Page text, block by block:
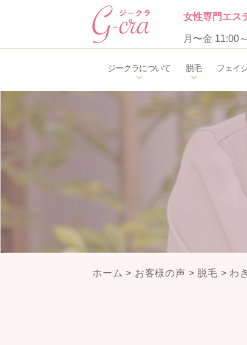
女性専門エス
月〜金 11:00
ジークラについて 脱毛 フェイ
ホーム > お客様の声 > 脱毛 > わき